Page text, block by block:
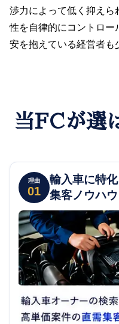
渉力によって低く抑えら
性を自律的にコントロー
安を抱えている経営者も
当FCが選
理由
01
輸入車に特
集客ノウハウ